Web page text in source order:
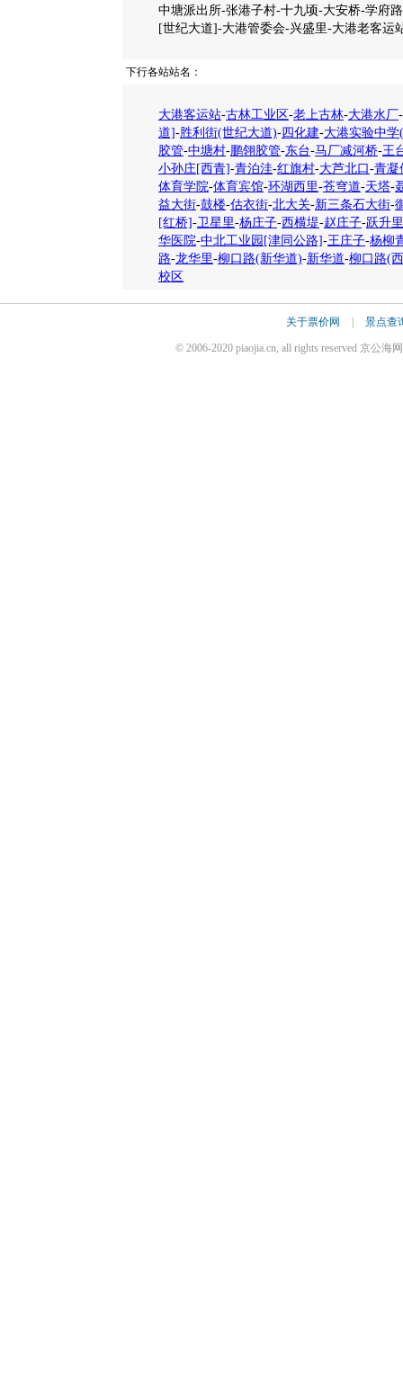
中塘派出所-张港子村-十九顷-大安桥-学府
[世纪大道]-大港管委会-兴盛里-大港老客运
下行各站站名：
大港客运站-古林工业区-老上古林-大港水厂-
道]-胜利街(世纪大道)-四化建-大港实验中
胶管-中塘村-鹏翎胶管-东台-马厂减河桥-王
小孙庄[西青]-青泊洼-红旗村-大芦北口 -青凝
体育学院-体育宾馆-环湖西里-苍穹道-天塔-
益大街-鼓楼-估衣街-北大关-新三条石大街-
[红桥]-卫星里-杨庄子-西横堤-赵庄子-跃升里
华医院-中北工业园[津同公路]-王庄子-杨柳
路-龙华里-柳口路(新华道)-新华道-柳口路(
校区
关于票价网 景点查
© 2006-2020 piaojia.cn, all rights reserved 京公海